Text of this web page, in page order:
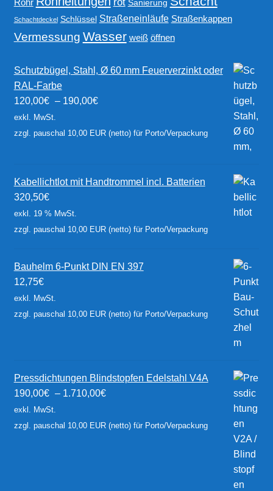
Sanierung
Schachtdeckel Schlüssel Straßeneinläufe Straßenkappen
Vermessung Wasser weiß öffnen
Schutzbügel, Stahl, Ø 60 mm Feuerverzinkt oder
RAL-Farbe
120,00€ – 190,00€
exkl. MwSt.
zzgl. pauschal 10,00 EUR (netto) für Porto/Verpackung
Kabellichtlot mit Handtrommel incl. Batterien
320,50€
exkl. 19 % MwSt.
zzgl. pauschal 10,00 EUR (netto) für Porto/Verpackung
Bauhelm 6-Punkt DIN EN 397
12,75€
exkl. MwSt.
zzgl. pauschal 10,00 EUR (netto) für Porto/Verpackung
Pressdichtungen Blindstopfen Edelstahl V4A
190,00€ – 1.710,00€
exkl. MwSt.
zzgl. pauschal 10,00 EUR (netto) für Porto/Verpackung